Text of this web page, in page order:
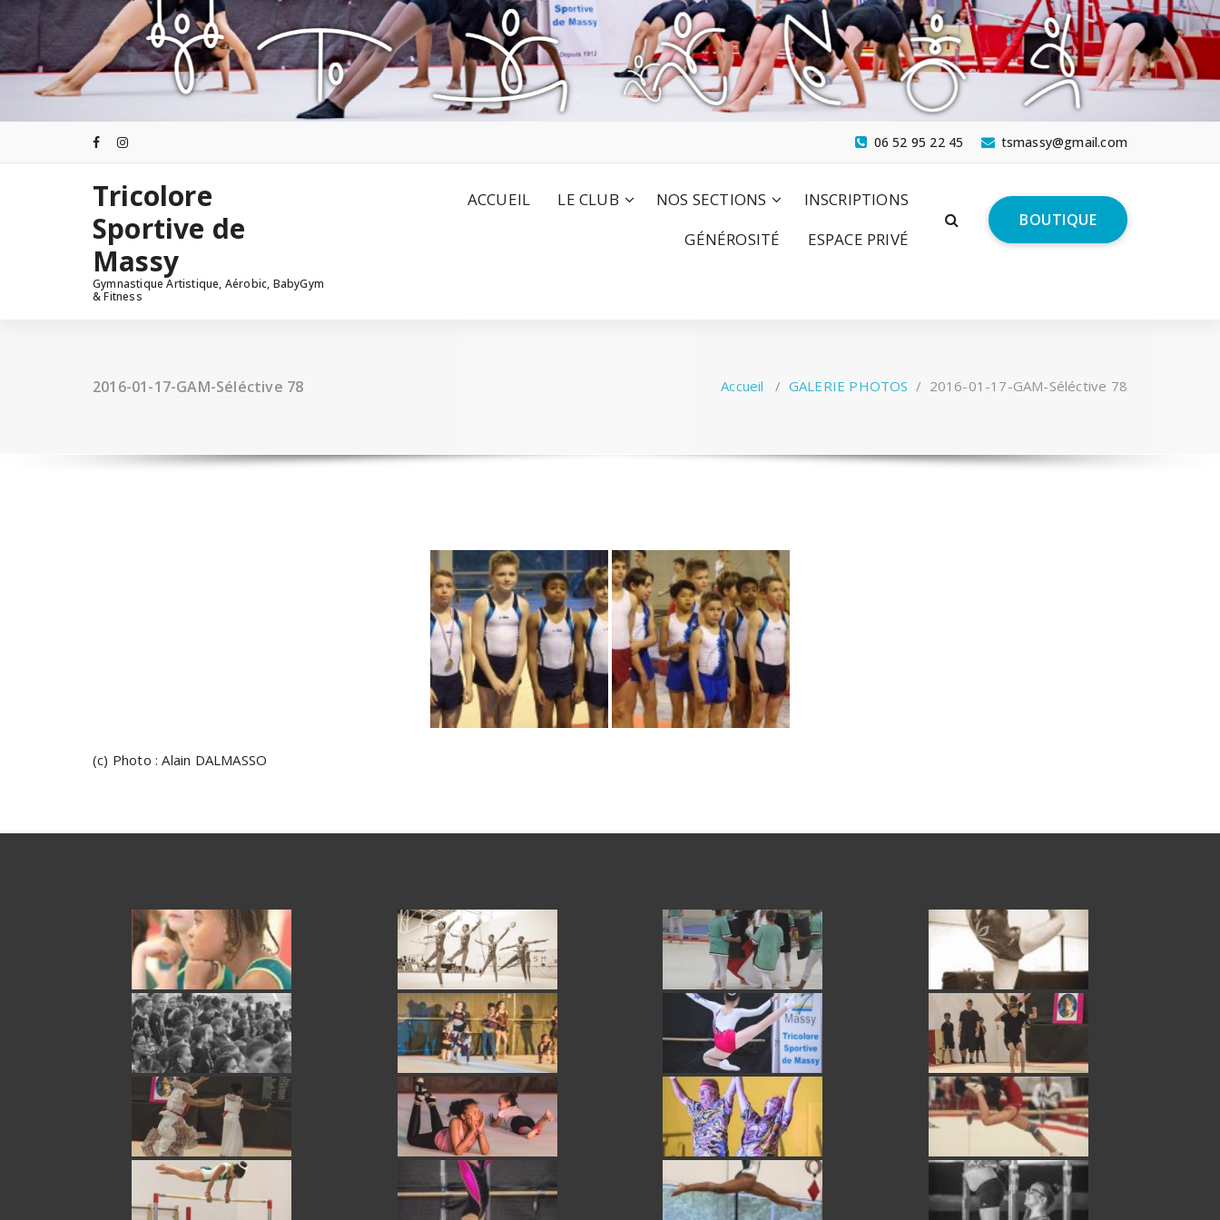
Aller
contenu
tsmassy@gmail.com
06 52 95 22 45
Tricolore
Sportive de
Massy
Gymnastique Artistique, Aérobic, BabyGym
& Fitness
ACCUEIL LE CLUB NOS SECTIONS
INSCRIPTIONS
GÉNÉROSITÉ
ESPACE PRIVÉ
BOUTIQUE
2016-01-17-GAM-Séléctive 78 Accueil / GALERIE PHOTOS / 2016-01-17-GAM-Séléctive 78
(c) Photo : Alain DALMASSO